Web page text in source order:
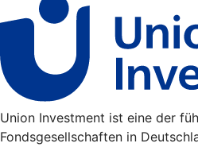
Union Investment ist eine der
Fondsgesellschaften in